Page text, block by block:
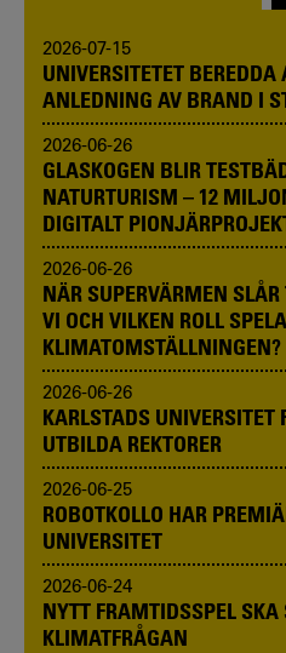
2026-07-15
UNIVERSITETET BEREDDA
ANLEDNING AV BRAND I
2026-06-26
GLASKOGEN BLIR
NATURTURISM – 12
DIGITALT
2026-06-26
NÄR SUPERVÄRMEN
VI OCH VILKEN ROLL
KLIMATOMSTÄLLNINGEN?
2026-06-26
KARLSTADS UNIVERSITET
UTBILDA REKTORER
2026-06-25
ROBOTKOLLO HAR
UNIVERSITET
2026-06-24
NYTT FRAMTIDSSPEL
KLIMATFRÅGAN